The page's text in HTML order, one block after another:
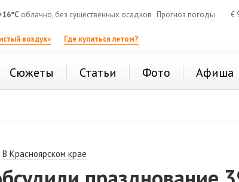
облачно, без существенных осадков Прогноз погоды €
воздух» Где купаться летом?
Сюжеты Статьи Фото Афиша
В Красноярском крае